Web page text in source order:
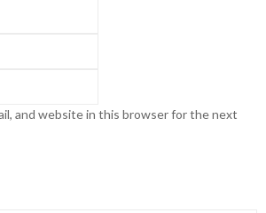
and website in this browser for the next